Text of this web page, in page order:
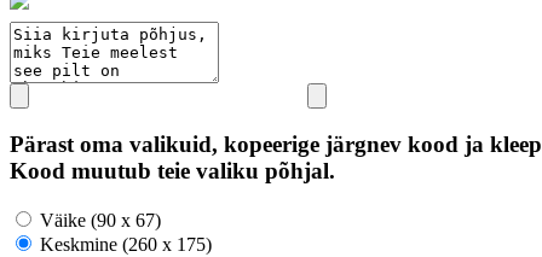
Pärast oma valikuid, kopeerige järgnev kood ja
Kood muutub teie valiku põhjal.
Väike (90 x 67)
Keskmine (260 x 175)